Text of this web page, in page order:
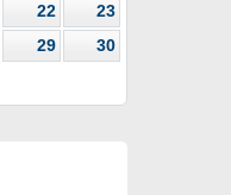
22
23
29
30